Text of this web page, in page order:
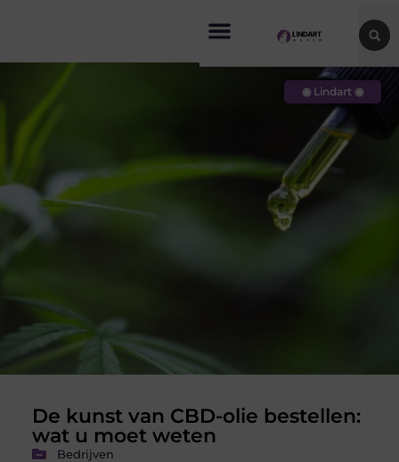
De kunst van CBD-olie bestellen:
wat u moet weten
Bedrijven
◉ Lindart ◉